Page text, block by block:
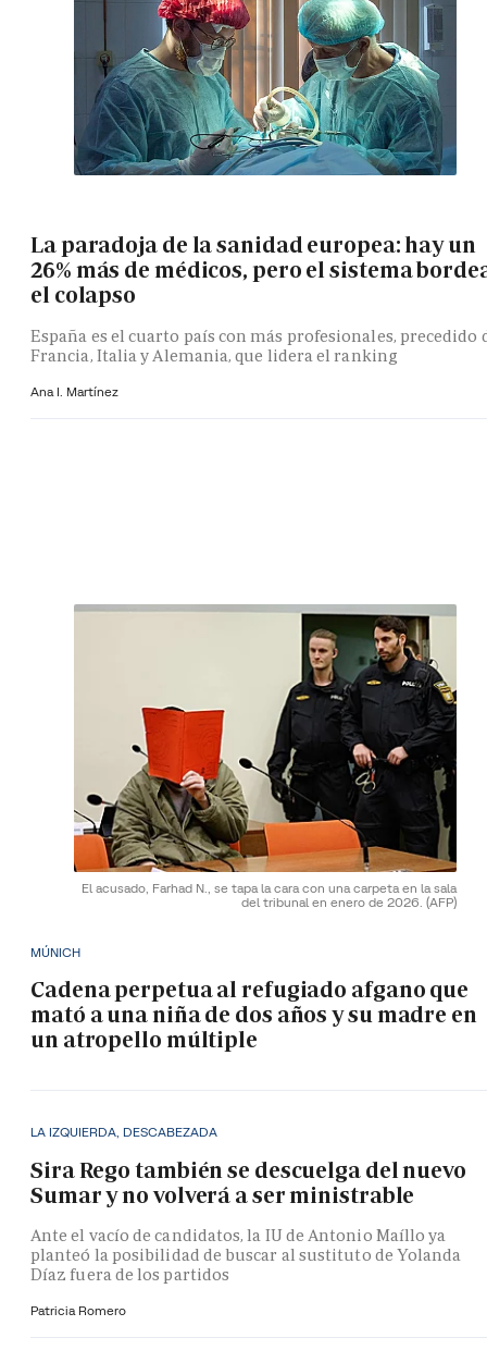
La paradoja de la sanidad europea: hay un
26% más de médicos, pero el sistema
el colapso
España es el cuarto país con más profesionales, precedido
Francia, Italia y Alemania, que lidera el ranking
Ana I. Martínez
El acusado, Farhad N., se tapa la cara con una carpeta en la sala
del tribunal en enero de 2026. (AFP)
MÚNICH
Cadena perpetua al refugiado afgano que
mató a una niña de dos años y su madre en
un atropello múltiple
LA IZQUIERDA, DESCABEZADA
Sira Rego también se descuelga del nuevo
Sumar y no volverá a ser ministrable
Ante el vacío de candidatos, la IU de Antonio Maíllo ya
planteó la posibilidad de buscar al sustituto de Yolanda
Díaz fuera de los partidos
Patricia Romero